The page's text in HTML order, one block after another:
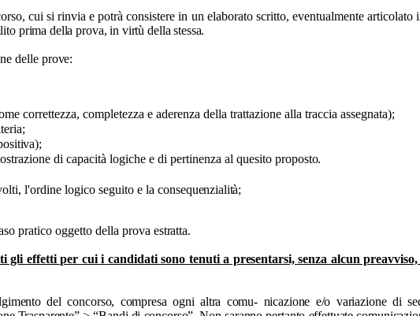
cui si rinvia e potrà consistere in un elaborato scritto, eventualmente
prima della prova, in virtù della stessa.
delle prove:
correttezza, completezza e aderenza della trattazione alla traccia assegnata);
di capacità logiche e di pertinenza al quesitoproposto.
l'ordine logico seguito e laconsequenzialità;
pratico oggetto della prova estratta.
gli effetti per cui i candidati sono tenuti a presentarsi, senza alcun
del concorso, compresa ogni altra comu- nicazione e/o variazione di